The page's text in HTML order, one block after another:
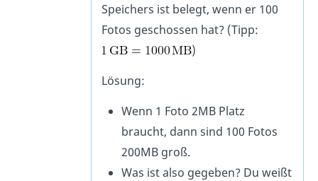
Speichers ist belegt, wenn er 100
Fotos geschossen hat? (Tipp:
)
Lösung:
Wenn 1 Foto 2MB Platz
braucht, dann sind 100 Fotos
200MB groß.
Was ist also gegeben? Du weißt